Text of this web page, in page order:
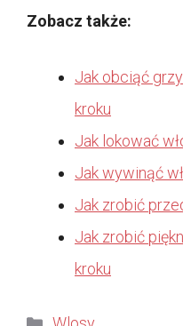
Zobacz także:
Jak obciąć
kroku
Jak lokować
Jak wywinąć
Jak zrobić
Jak zrobić
kroku
Kategorie